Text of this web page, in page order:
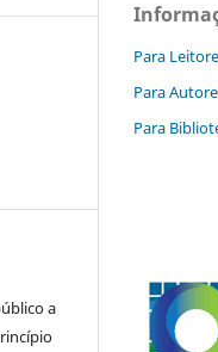
a
Para
Para
Para